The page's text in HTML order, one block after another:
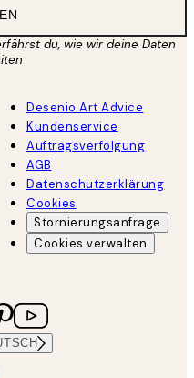
du, wie wir deine Daten
Desenio Art Advice
Kundenservice
Auftragsverfolgung
AGB
Datenschutzerklärung
Cookies
Stornierungsanfrage
Cookies verwalten